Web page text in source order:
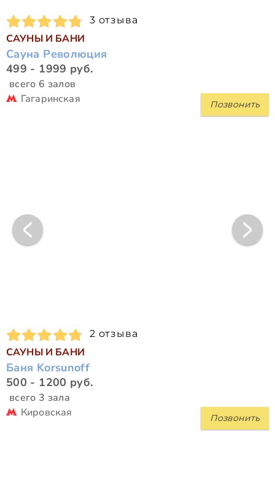
3 отзыва
САУНЫ И БАНИ
Сауна Революция
499 - 1999 руб.
всего 6 залов
Позвонить
Гагаринская
2 отзыва
САУНЫ И БАНИ
Баня Korsunoff
500 - 1200 руб.
всего 3 зала
Позвонить
Кировская